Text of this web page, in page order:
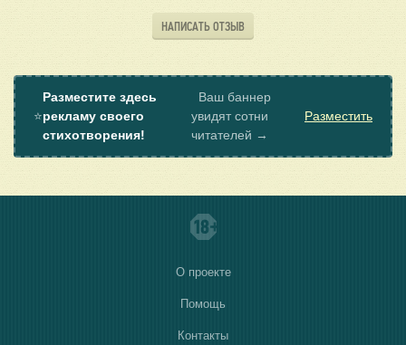
НАПИСАТЬ ОТЗЫВ
⭐
Разместите здесь
рекламу своего
стихотворения!
Ваш баннер
увидят сотни
читателей →
Разместить
О проекте
Помощь
Контакты